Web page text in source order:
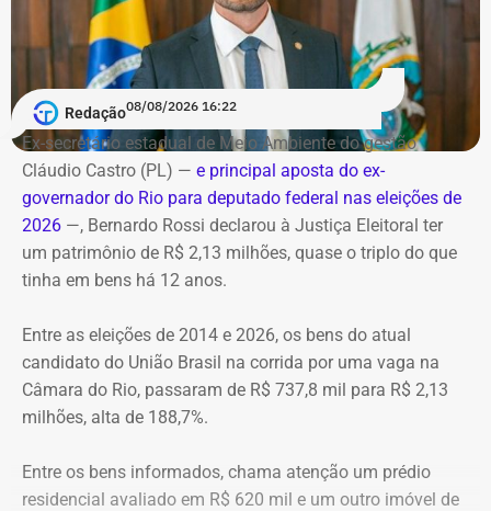
Serviço
Debate entre candidatos ao governo do estado do Rio de
Janeiro
Data: domingo, 09 de agosto de 2026
Horário: 20h
Transmissão: Canal Band, BandNews FM e YouTube do
TEMPO REAL
Pré-hora: 19h, com cobertura especial pelo YouTube do
TEMPO REAL
O helicóptero explodiu ao cair na encosta, e chamas se
alastraram pela mata. De acordo com o Corpo de
Bombeiros, agentes especializados em combate a
incêndios florestais foram mobilizados e conseguiram
controlar o fogo.
A operação mobilizou cerca de 40 militares, 11 viaturas e
4 unidades operacionais.
Redação08/08/2026 16:22
Ex-secretário estadual de Meio Ambiente do gestão
Cláudio Castro (PL) — e principal aposta do ex-
governador do Rio para deputado federal nas eleições de
2026 —, Bernardo Rossi declarou à Justiça Eleitoral ter
um patrimônio de R$ 2,13 milhões, quase o triplo do que
tinha em bens há 12 anos.
Entre as eleições de 2014 e 2026, os bens do atual
candidato do União Brasil na corrida por uma vaga na
Câmara do Rio, passaram de R$ 737,8 mil para R$ 2,13
milhões, alta de 188,7%.
Entre os bens informados, chama atenção um prédio
residencial avaliado em R$ 620 mil e um outro imóvel de